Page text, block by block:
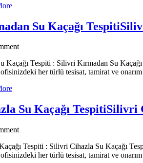
Su Kaçağı Tespiti
Kaçağı Tespiti : Silivri Kırmadan Su
her türlü tesisat, tamirat ve
Su Kaçağı TespitiSilivri
Tespiti : Silivri Cihazla Su Kaçağı
her türlü tesisat, tamirat ve